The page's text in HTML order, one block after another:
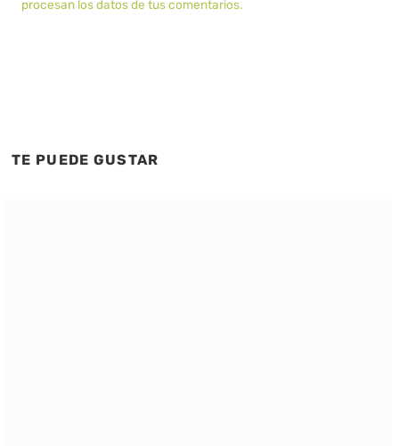
procesan los datos de tus comentarios.
TE PUEDE GUSTAR